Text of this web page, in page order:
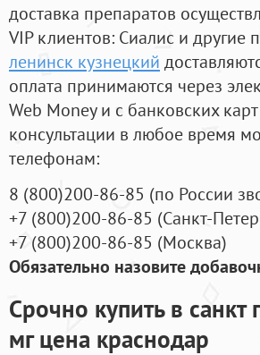
доставка препаратов
VIP клиентов: Сиалис и
ленинск кузнецкий
оплата принимаются через
Web Money и с банковских
консультации в любое время
телефонам:
8 (800)200-86-85 (по России
+7 (800)200-86-85 (Санкт-
+7 (800)200-86-85 (Москва)
Обязательно назовите
Срочно купить в санкт
мг цена краснодар